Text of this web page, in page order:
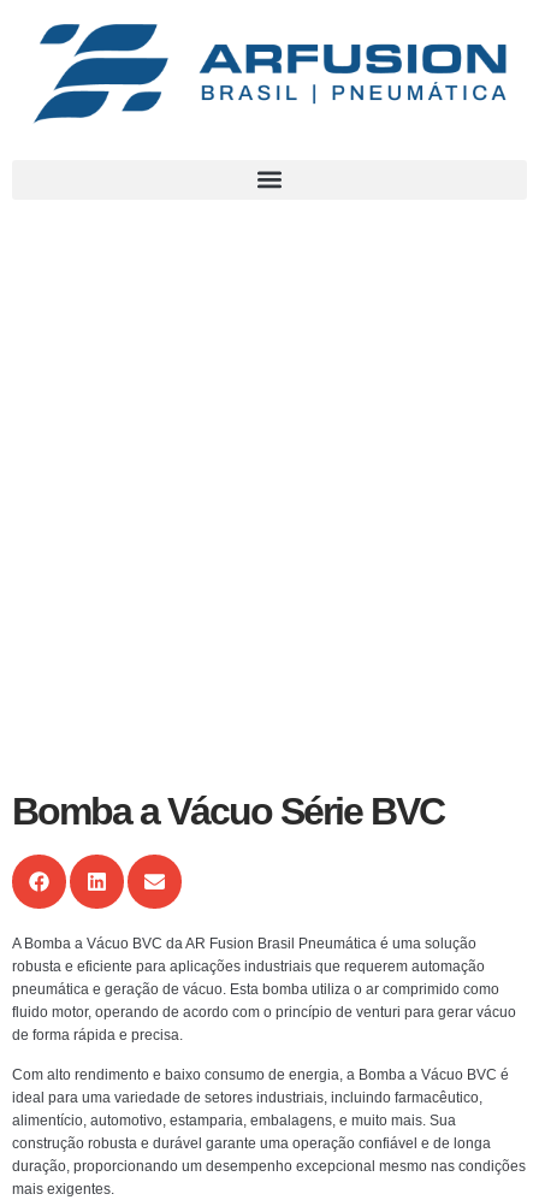
Bomba a Vácuo Série BVC
A Bomba a Vácuo BVC da AR Fusion Brasil Pneumática é uma solução
robusta e eficiente para aplicações industriais que requerem automação
pneumática e geração de vácuo. Esta bomba utiliza o ar comprimido como
fluido motor, operando de acordo com o princípio de venturi para gerar vácuo
de forma rápida e precisa.
Com alto rendimento e baixo consumo de energia, a Bomba a Vácuo BVC é
ideal para uma variedade de setores industriais, incluindo farmacêutico,
alimentício, automotivo, estamparia, embalagens, e muito mais. Sua
construção robusta e durável garante uma operação confiável e de longa
duração, proporcionando um desempenho excepcional mesmo nas condições
mais exigentes.